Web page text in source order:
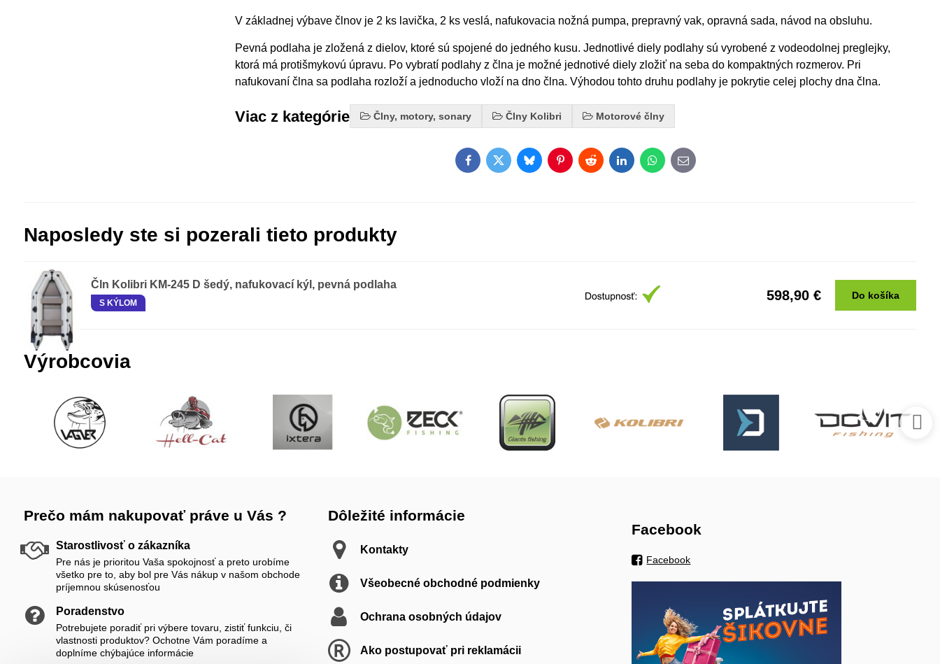
V základnej výbave člnov je 2 ks lavička, 2 ks veslá, nafukovacia nožná pumpa, prepravný vak, opravná sada, návod na obsluhu.
Pevná podlaha je zložená z dielov, ktoré sú spojené do jedného kusu. Jednotlivé diely podlahy sú vyrobené z vodeodolnej preglejky,
ktorá má protišmykovú úpravu. Po vybratí podlahy z člna je možné jednotivé diely zložiť na seba do kompaktných rozmerov. Pri
nafukovaní člna sa podlaha rozloží a jednoducho vloží na dno člna. Výhodou tohto druhu podlahy je pokrytie celej plochy dna člna.
Viac z kategórie Člny, motory, sonary Člny Kolibri Motorové člny
FacebookTwitterBlueskyPinterestRedditLinkedInWhatsApp
E-
mail
Naposledy ste si pozerali tieto produkty
Čln Kolibri KM-245 D šedý, nafukovací kýl, pevná podlaha
S KÝLOM 598,90 € Do košíka
Výrobcovia
Prečo mám nakupovať práve u Vás ?
Starostlivosť o zákazníka
Pre nás je prioritou Vaša spokojnosť a preto urobíme
všetko pre to, aby bol pre Vás nákup v našom obchode
príjemnou skúsenosťou
Poradenstvo
Potrebujete poradiť pri výbere tovaru, zistiť funkciu, či
vlastnosti produktov? Ochotne Vám poradíme a
doplníme chýbajúce informácie
Dôležité informácie
Kontakty
Všeobecné obchodné podmienky
Ochrana osobných údajov
Ako postupovať pri reklamácii
Facebook
Facebook